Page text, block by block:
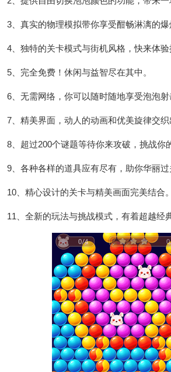
3、真实的物理模拟带你享受酣畅淋漓的爆
4、独特的关卡模式与街机风格，快来体验
5、完全免费！休闲与益智尽在其中。
6、无需网络，你可以随时随地享受泡泡射
7、精美界面，动人的动画和优美旋律交织
8、超过200个谜题等待你来攻破，挑战你
9、各种各样的道具应有尽有，助你华丽过
10、精心设计的关卡与精美画面完美结合。
11、全新的玩法与挑战模式，有着超越经